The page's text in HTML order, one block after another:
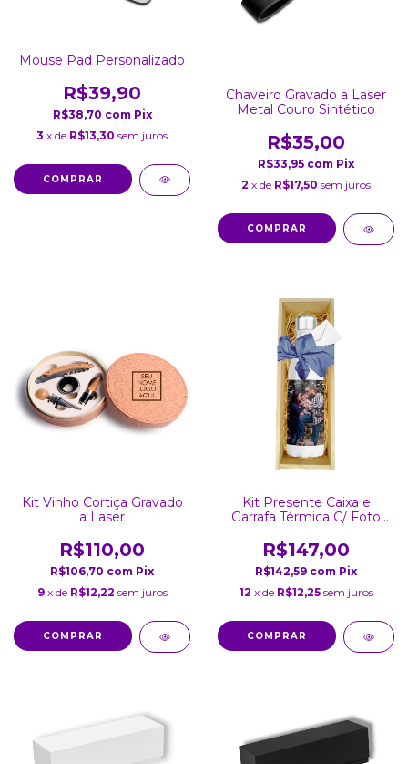
Mouse Pad Personalizado
R$39,90
R$38,70 com Pix
3 x de R$13,30 sem juros
Chaveiro Gravado a Laser
Metal Couro Sintético
R$35,00
R$33,95 com Pix
2 x de R$17,50 sem juros
Kit Vinho Cortiça Gravado
a Laser
R$110,00
R$106,70 com Pix
9 x de R$12,22 sem juros
Kit Presente Caixa e
Garrafa Térmica C/ Foto
450Ml
R$147,00
R$142,59 com Pix
12 x de R$12,25 sem juros